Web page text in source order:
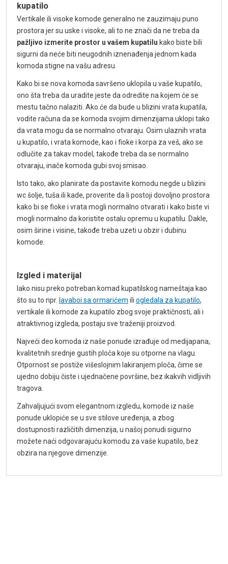
kupatilo
Vertikale ili visoke komode generalno ne zauzimaju puno
prostora jer su uske i visoke, ali to ne znači da ne treba da
pažljivo izmerite prostor u vašem kupatilu kako biste bili
sigurni da neće biti neugodnih iznenađenja jednom kada
komoda stigne na vašu adresu.
Kako bi se nova komoda savršeno uklopila u vaše kupatilo,
ono šta treba da uradite jeste da odredite na kojem će se
mestu tačno nalaziti. Ako će da bude u blizini vrata kupatila,
vodite računa da se komoda svojim dimenzijama uklopi tako
da vrata mogu da se normalno otvaraju. Osim ulaznih vrata
u kupatilo, i vrata komode, kao i fioke i korpa za veš, ako se
odlučite za takav model, takođe treba da se normalno
otvaraju, inače komoda gubi svoj smisao.
Isto tako, ako planirate da postavite komodu negde u blizini
wc šolje, tuša ili kade, proverite da li postoji dovoljno prostora
kako bi se fioke i vrata mogli normalno otvarati i kako biste vi
mogli normalno da koristite ostalu opremu u kupatilu. Dakle,
osim širine i visine, takođe treba uzeti u obzir i dubinu
komode.
Izgled i materijal
Iako nisu preko potreban komad kupatilskog nameštaja kao
što su to npr. lavaboi sa ormarićem ili ogledala za kupatilo,
vertikale ili komode za kupatilo zbog svoje praktičnosti, ali i
atraktivnog izgleda, postaju sve traženiji proizvod.
Najveći deo komoda iz naše ponude izrađuje od medijapana,
kvalitetnih srednje gustih ploča koje su otporne na vlagu.
Otpornost se postiže višeslojnim lakiranjem ploča, čime se
ujedno dobiju čiste i ujednačene površine, bez ikakvih vidljivih
tragova.
Zahvaljujući svom elegantnom izgledu, komode iz naše
ponude uklopiće se u sve stilove uređenja, a zbog
dostupnosti različitih dimenzija, u našoj ponudi sigurno
možete naći odgovarajuću komodu za vaše kupatilo, bez
obzira na njegove dimenzije.